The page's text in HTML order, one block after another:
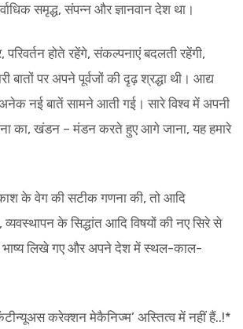
समृद्ध, संपन्न और ज्ञानवान देश था।
होते रहेंगे, संकल्पनाएं बदलती रहेंगी,
पर अपने पूर्वजों की दृढ़ श्रद्धा थी। आद्य
नई बातें सामने आती गई। सारे विश्व में अपनी
का, खंडन – मंडन करते हुए आगे जाना, यह हमारे
के वेग की सटीक गणना की, तो आदि
के सिद्धांत आदि विषयों की नए सिरे से
भाष्य लिखे गए और अपने देश में स्थल-काल-
करेक्शन मेकैनिज्म’ अस्तित्व में नहीं हैं..!*